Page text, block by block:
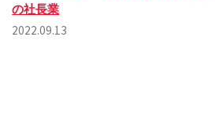
の社長業
2022.09.13